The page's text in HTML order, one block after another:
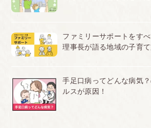
ファミリーサポートをす
理事長が語る地域の子育
手足口病ってどんな病気
ルスが原因！